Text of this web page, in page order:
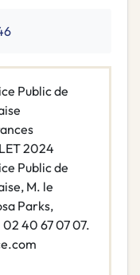
Public de
2024
Public de
M. le
Parks,
02 40 67 07 07.